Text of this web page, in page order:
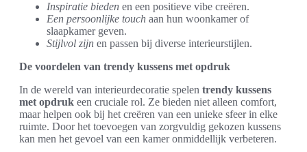
Inspiratie bieden en een positieve vibe creëren.
Een persoonlijke touch aan hun woonkamer of
slaapkamer geven.
Stijlvol zijn en passen bij diverse interieurstijlen.
De voordelen van trendy kussens met opdruk
In de wereld van interieurdecoratie spelen trendy kussens
met opdruk een cruciale rol. Ze bieden niet alleen comfort,
maar helpen ook bij het creëren van een unieke sfeer in elke
ruimte. Door het toevoegen van zorgvuldig gekozen kussens
kan men het gevoel van een kamer onmiddellijk verbeteren.